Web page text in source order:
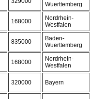
Wuerttemberg
168000
Nordrhein-
Westfalen
835000
Baden-
Wuerttemberg
168000
Nordrhein-
Westfalen
320000 Bayern